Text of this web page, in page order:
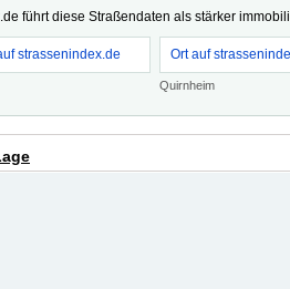
führt diese Straßendaten als stärker
strassenindex.de Ort auf
Quirnheim